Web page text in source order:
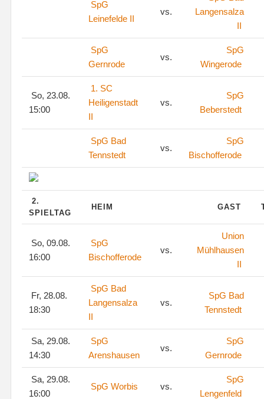
SpG
Leinefelde II
vs.
Langensalza
II
SpG
Gernrode
vs.
SpG
Wingerode
So, 23.08.
15:00
1. SC
Heiligenstadt
II
vs.
SpG
Beberstedt
SpG Bad
Tennstedt
vs.
SpG
Bischofferode
2.
SPIELTAG
HEIM GAST
So, 09.08.
16:00
SpG
Bischofferode
vs.
Union
Mühlhausen
II
Fr, 28.08.
18:30
SpG Bad
Langensalza
II
vs.
SpG Bad
Tennstedt
Sa, 29.08.
14:30
SpG
Arenshausen
vs.
SpG
Gernrode
Sa, 29.08.
16:00
SpG Worbis vs.
SpG
Lengenfeld